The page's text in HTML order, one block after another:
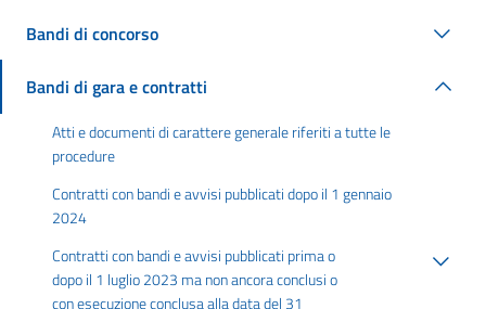
Bandi di concorso
Bandi di gara e contratti
Atti e documenti di carattere generale riferiti a tutte le
procedure
Contratti con bandi e avvisi pubblicati dopo il 1 gennaio
2024
Contratti con bandi e avvisi pubblicati prima o
dopo il 1 luglio 2023 ma non ancora conclusi o
con esecuzione conclusa alla data del 31